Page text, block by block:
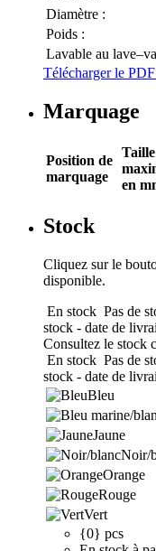
Diamètre :
Poids :
Lavable au
Télécharger le
Marquage
Position de
marquage
Taille
en
Stock
Cliquez sur le
disponible.
En stock Pas de
stock - date de
Consultez le stock
En stock Pas de
stock - date de
Bleu
Jaune
Noir/
Orange
Rouge
Vert
{0} pcs